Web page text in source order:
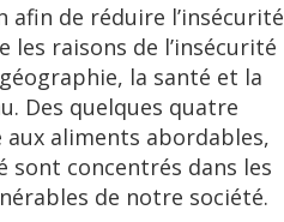
de réduire l’insécurité
les raisons de l’insécurité
la santé et la
Des quelques quatre
aux aliments abordables,
concentrés dans les
de notre société.